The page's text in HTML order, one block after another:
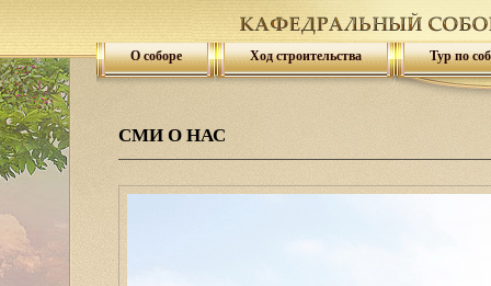
О соборе Ход строительства Тур по
СМИ О НАС